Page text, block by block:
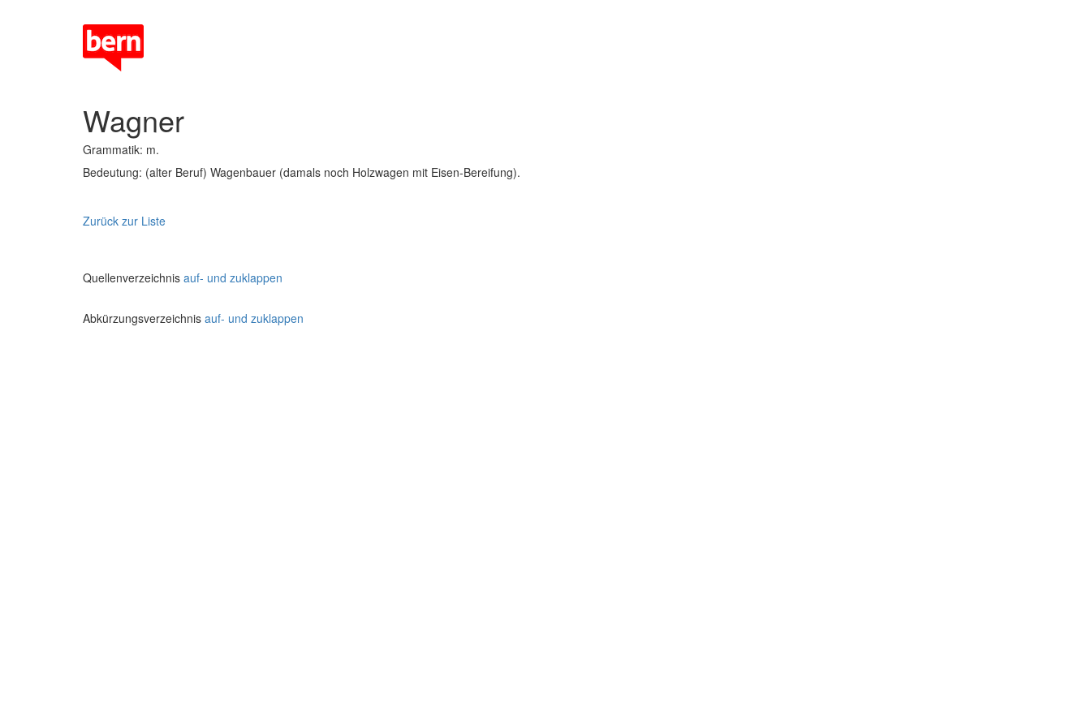
Wagner
Grammatik: m.
Bedeutung: (alter Beruf) Wagenbauer (damals noch Holzwagen mit Eisen-Bereifung).
Zurück zur Liste
Quellenverzeichnis auf- und zuklappen
Abkürzungsverzeichnis auf- und zuklappen